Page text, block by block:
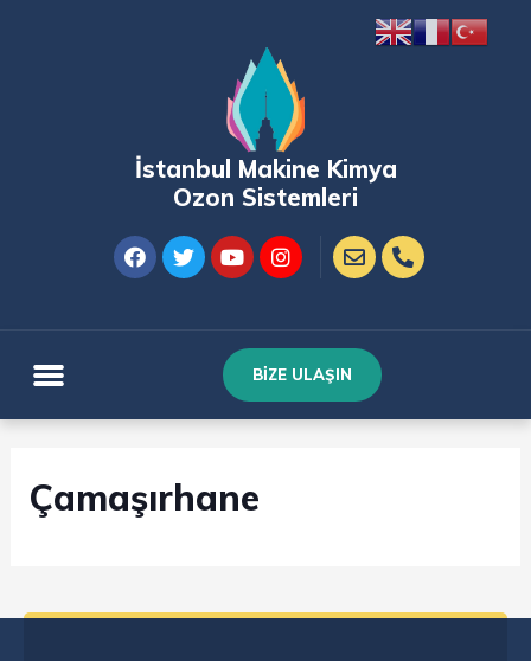
İstanbul Makine Kimya
Ozon Sistemleri
BİZE ULAŞIN
Çamaşırhane